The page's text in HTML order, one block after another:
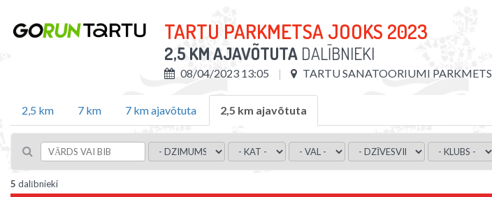
TARTU PARKMETSA JOOKS 2023
2,5 KM AJAVÕTUTA DALĪBNIEKI
08/04/2023 13:05 TARTU SANATOORIUMI PARKMETS
2,5 km 7 km 7 km ajavõtuta 2,5 km ajavõtuta
5 dalībnieki